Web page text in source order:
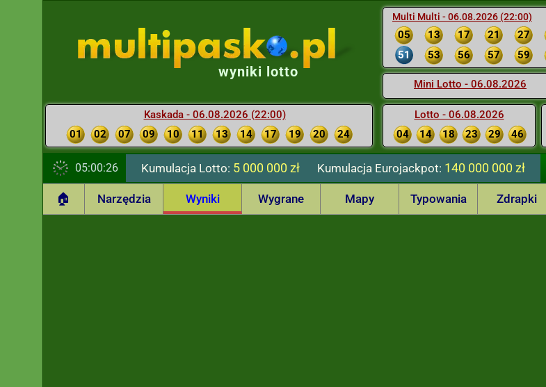
Multi Multi - 06.08.2026 (22:00)
05 13 17 21 27
51
53 56 57 59
Mini Lotto - 06.08.2026
Lotto - 06.08.2026
04
14 18 23 29 46
wyniki lotto
Kaskada - 06.08.2026 (22:00)
01
02 07 09 10 11 13 14 17 19 20 24
05:00:27 Kumulacja Lotto: 5 000 000 zł KumulacjaEurojackpot: 140 000 000 zł
🏠 Narzędzia Wyniki Wygrane Mapy Typowania Zdrapki